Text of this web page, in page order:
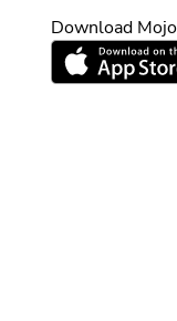
Download